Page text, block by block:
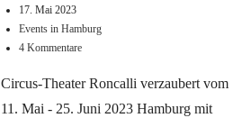
Autor:
Beitrag
zuletzt
geändert
am:
17. Mai 2023
Beitrags-
Kategorie:
Events in Hamburg
Beitrags-
4 Kommentare
Circus-Theater Roncalli verzaubert vom
11. Mai - 25. Juni 2023 Hamburg mit